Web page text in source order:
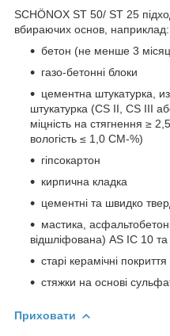
SCHÖNOX ST 50/ ST 25
вбираючих основ, наприклад:
бетон (не менше 3
газо-бетонні блоки
цементна штукатурка,
штукатурка (CS II, CS III
міцність на стягнення ≥
вологість ≤ 1,0 CM-%)
гіпсокартон
кирпична кладка
цементні та швидко
мастика,
відшліфована) AS IC 10
старі керамічні покриття
стяжки на основі
Приховати